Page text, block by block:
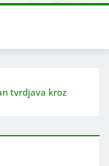
tvrdjava kroz